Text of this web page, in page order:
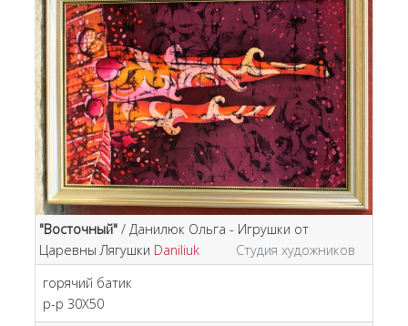
"Восточный" / Данилюк Ольга - Игрушки от
Царевны Лягушки Daniliuk
Студия художников
горячий батик
р-р 30Х50